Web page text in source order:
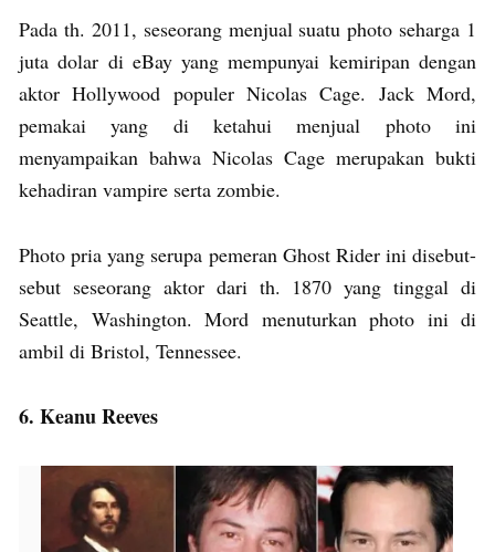
Pada th. 2011, seseorang menjual suatu photo seharga 1
juta dolar di eBay yang mempunyai kemiripan dengan
aktor Hollywood populer Nicolas Cage. Jack Mord,
pemakai yang di ketahui menjual photo ini
menyampaikan bahwa Nicolas Cage merupakan bukti
kehadiran vampire serta zombie.
Photo pria yang serupa pemeran Ghost Rider ini disebut-
sebut seseorang aktor dari th. 1870 yang tinggal di
Seattle, Washington. Mord menuturkan photo ini di
ambil di Bristol, Tennessee.
6. Keanu Reeves